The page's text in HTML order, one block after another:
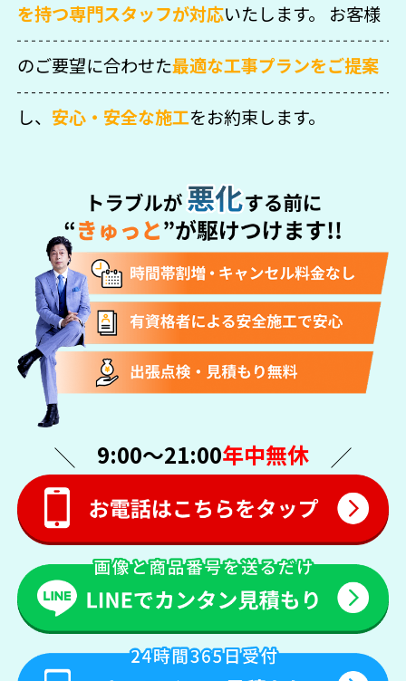
を持つ専門スタッフが対応いたします。 お客様
のご要望に合わせた最適な工事プランをご提案
し、 安心・安全な施工をお約束します。
9:00〜21:00年中無休